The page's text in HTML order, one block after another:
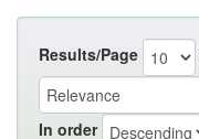
Results/Page
In order